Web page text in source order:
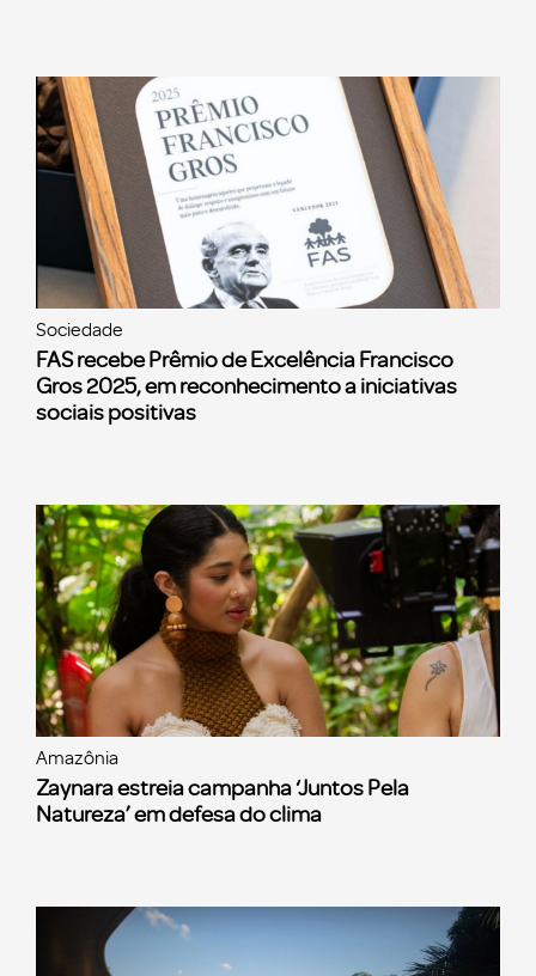
Sociedade
FAS recebe Prêmio de Excelência Francisco
Gros 2025, em reconhecimento a iniciativas
sociais positivas
Amazônia
Zaynara estreia campanha ‘Juntos Pela
Natureza’ em defesa do clima